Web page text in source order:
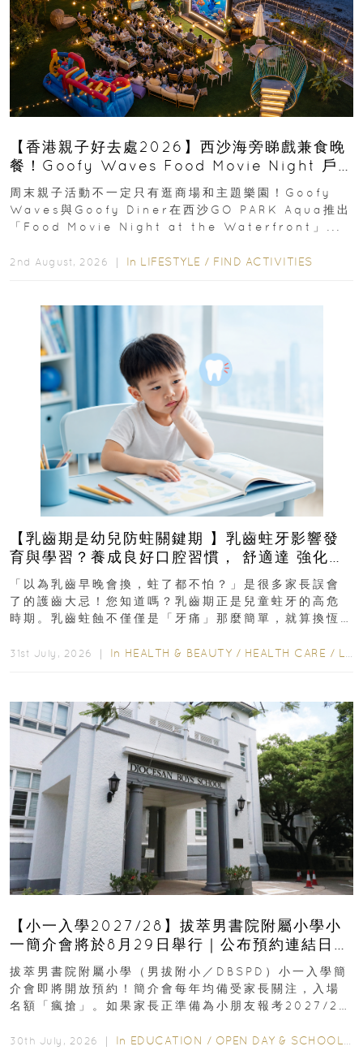
【香港親子好去處2026】西沙海旁睇戲兼食晚
餐！Goofy Waves Food Movie Night 戶
外影院逢週末登場
周末親子活動不一定只有逛商場和主題樂園！Goofy
Waves與Goofy Diner在西沙GO PARK Aqua推出
「Food Movie Night at the Waterfront」...
2nd August, 2026 ｜ In LIFESTYLE / FIND ACTIVITIES
【乳齒期是幼兒防蛀關鍵期 】乳齒蛀牙影響發
育與學習？養成良好口腔習慣， 舒適達 強化琺
瑯質 兒童牙膏防護指南
「以為乳齒早晚會換，蛀了都不怕？」是很多家長誤會
了的護齒大忌！您知道嗎？乳齒期正是兒童蛀牙的高危
時期。乳齒蛀蝕不僅僅是「牙痛」那麼簡單，就算換恆
31st July, 2026 ｜ In HEALTH & BEAUTY / HEALTH CARE / LIFESTYLE
【小一入學2027/28】拔萃男書院附屬小學小
一簡介會將於8月29日舉行｜公布預約連結日期
｜更設有網上重溫
拔萃男書院附屬小學（男拔附小／DBSPD）小一入學簡
介會即將開放預約！簡介會每年均備受家長關注，入場
名額「瘋搶」。如果家長正準備為小朋友報考2027/28
30th July, 2026 ｜ In EDUCATION / OPEN DAY & SCHOOL EVENTS